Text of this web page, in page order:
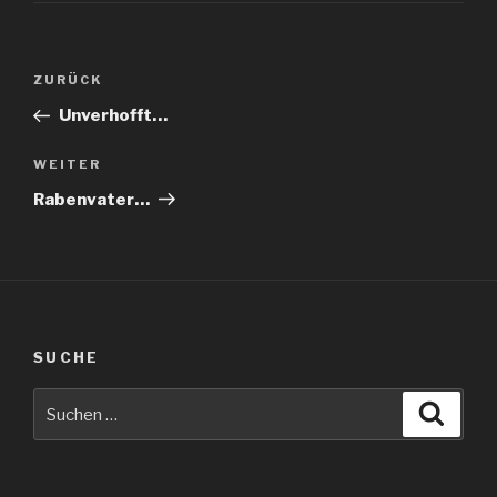
Beitragsnavigation
Vorheriger
Beitrag
ZURÜCK
Unverhofft…
Nächster
Beitrag
WEITER
Rabenvater…
SUCHE
nach: